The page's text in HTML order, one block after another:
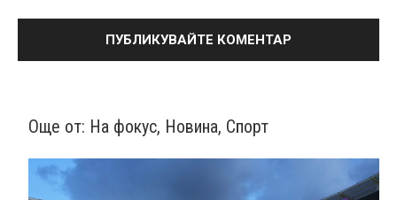
Още от: На фокус, Новина, Спорт